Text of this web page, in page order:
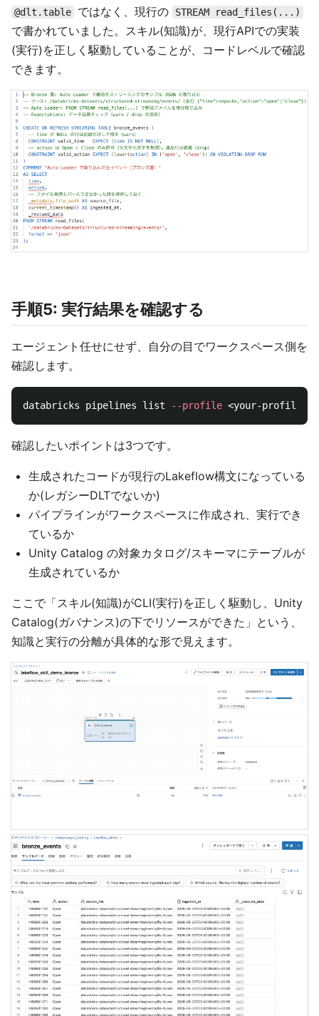
@dlt.table ではなく、現行の STREAM read_files(...)
で書かれていました。スキル(知識)が、現行APIでの実装
(実行)を正しく駆動していることが、コードレベルで確認
できます。
手順5: 実行結果を確認する
エージェント任せにせず、自分の目でワークスペース側を
確認します。
databricks pipelines list --profile
確認したいポイントは3つです。
生成されたコードが現行のLakeflow構文になっている
か(レガシーDLTでないか)
パイプラインがワークスペースに作成され、実行でき
ているか
Unity Catalog の対象カタログ/スキーマにテーブルが
生成されているか
ここで「スキル(知識)がCLI(実行)を正しく駆動し、Unity
Catalog(ガバナンス)の下でリソースができた」という、
知識と実行の分離が具体的な形で見えます。